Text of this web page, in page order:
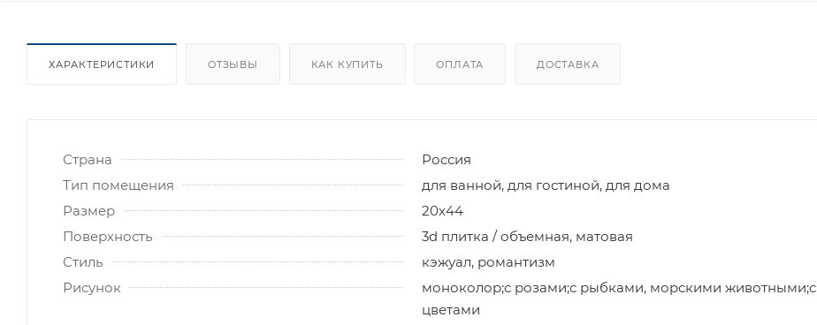
ХАРАКТЕРИСТИКИ ОТЗЫВЫ КАК КУПИТЬ ОПЛАТА ДОСТАВКА
Страна
Россия
Тип помещения
для ванной, для гостиной, для дома
Размер
20x44
Поверхность
3d плитка / объемная, матовая
Стиль
кэжуал, романтизм
Рисунок
моноколор;с розами;с рыбками, морскими животными;с
цветами